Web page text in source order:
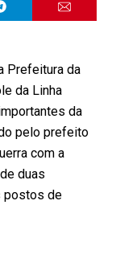
Prefeitura da
da Linha
da
pelo prefeito
com a
duas
postos de